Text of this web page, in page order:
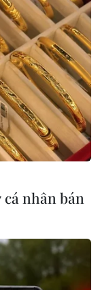
nhân bán